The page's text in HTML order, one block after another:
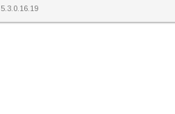
5.3.0.16.19